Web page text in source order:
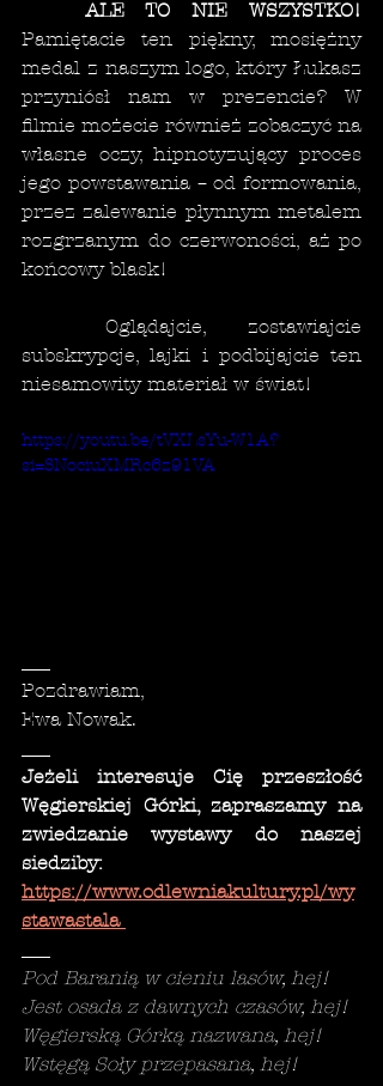
ALE TO NIE WSZYSTKO!
Pamiętacie ten piękny, mosiężny
medal z naszym logo, który Łukasz
przyniósł nam w prezencie? W
filmie możecie również zobaczyć na
własne oczy, hipnotyzujący proces
jego powstawania – od formowania,
przez zalewanie płynnym metalem
rozgrzanym do czerwoności, aż po
końcowy blask!
subskrypcje, lajki i podbijajcie ten
niesamowity materiał w świat!
https://youtu.be/tVXLsYu-W1A?
si=SNociuXMRc6z91VA
Pozdrawiam,
Ewa Nowak.
Jeżeli interesuje Cię przeszłość
Węgierskiej Górki, zapraszamy na
zwiedzanie wystawy do naszej
https://www.odlewniakultury.pl/wy
stawastala
Pod Baranią w cieniu lasów, hej!
Jest osada z dawnych czasów, hej!
Węgierską Górką nazwana, hej!
Wstęgą Soły przepasana, hej!